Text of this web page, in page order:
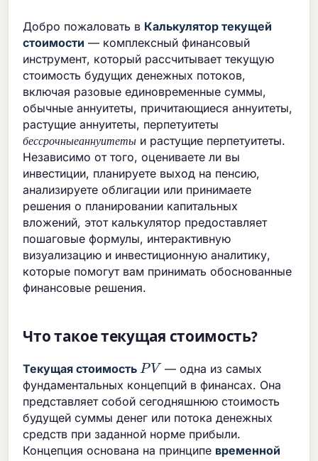
Добро пожаловать в Калькулятор текущей
стоимости — комплексный финансовый
инструмент, который рассчитывает текущую
стоимость будущих денежных потоков,
включая разовые единовременные суммы,
обычные аннуитеты, причитающиеся аннуитеты,
растущие аннуитеты, перпетуитеты
бессро чныеанн уитеты
бессрочныеанну итеты
и растущие перпетуитеты.
Независимо от того, оцениваете ли вы
инвестиции, планируете выход на пенсию,
анализируете облигации или принимаете
решения о планировании капитальных
вложений, этот калькулятор предоставляет
пошаговые формулы, интерактивную
визуализацию и инвестиционную аналитику,
которые помогут вам принимать обоснованные
финансовые решения.
Что такое текущая стоимость?
Текущая стоимость PV — одна из самых
фундаментальных концепций в финансах. Она
представляет собой сегодняшнюю стоимость
будущей суммы денег или потока денежных
средств при заданной норме прибыли.
Концепция основана на принципе временной